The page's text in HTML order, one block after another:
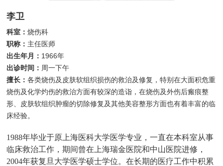
李卫
科室：烧伤科
职称： 主任医师
出生年月： 1966年
出诊时间： 周一下午
擅长：各类烧伤及皮肤软组织损伤的救治及修复，特别在大面积危重
烧伤及化学灼伤的救治方面有较深的造诣，在烧伤及外伤后瘢痕整
形、皮肤软组织肿瘤的切除修复及其他美容整形方面也有着丰富的临
床经验。
1988年毕业于原上海医科大学医学专业，一直在本科室从事
临床救治工作，期间曾在上海瑞金医院和中山医院进修，
2004年获复旦大学医学硕士学位。在长期的医疗工作中积累